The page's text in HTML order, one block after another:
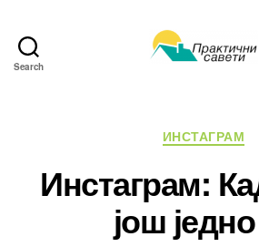
Search
ИНСТАГРАМ
Инстаграм:
још